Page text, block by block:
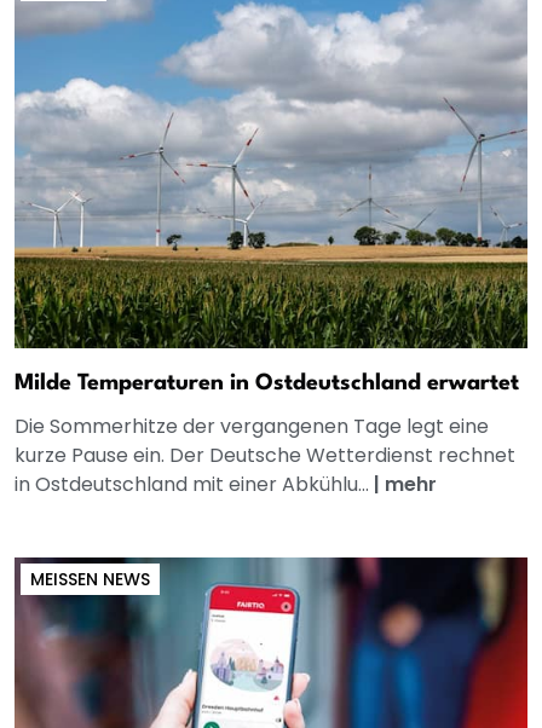
Milde Temperaturen in Ostdeutschland erwartet
Die Sommerhitze der vergangenen Tage legt eine
kurze Pause ein. Der Deutsche Wetterdienst rechnet
in Ostdeutschland mit einer Abkühlu... | mehr
MEISSEN NEWS